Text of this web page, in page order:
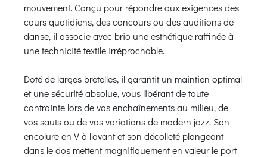
mouvement. Conçu pour répondre aux exigences des
cours quotidiens, des concours ou des auditions de
danse, il associe avec brio une esthétique raffinée à
une technicité textile irréprochable.
Doté de larges bretelles, il garantit un maintien optimal
et une sécurité absolue, vous libérant de toute
contrainte lors de vos enchaînements au milieu, de
vos sauts ou de vos variations de modern jazz. Son
encolure en V à l'avant et son décolleté plongeant
dans le dos mettent magnifiquement en valeur le port